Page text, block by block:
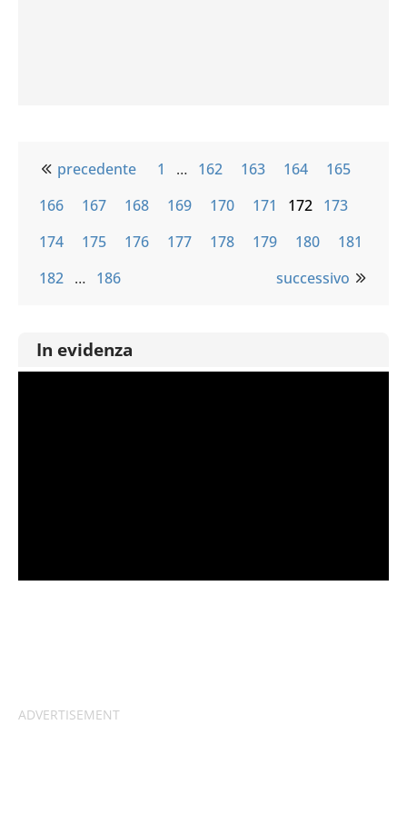
precedente 1 … 162 163 164
165
166
167 168 169 170 171 172 173
174
175 176 177 178 179 180
181
182 … 186 successivo
In evidenza